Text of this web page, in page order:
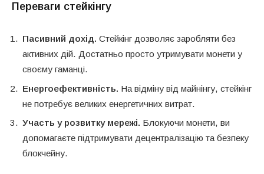
Переваги стейкінгу
Пасивний дохід. Стейкінг дозволяє заробляти без
активних дій. Достатньо просто утримувати монети у
своєму гаманці.
Енергоефективність. На відміну від майнінгу, стейкінг
не потребує великих енергетичних витрат.
Участь у розвитку мережі. Блокуючи монети, ви
допомагаєте підтримувати децентралізацію та безпеку
блокчейну.